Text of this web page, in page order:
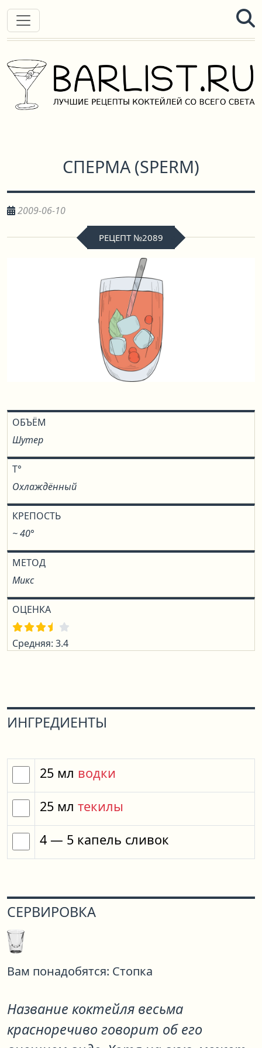
СПЕРМА(SPERM)
2009-06-10
РЕЦЕПТ №2089
ОБЪЁМ
Шутер
T°
Охлаждённый
КРЕПОСТЬ
~ 40°
МЕТОД
Микс
ОЦЕНКА
Средняя: 3.4
ИНГРЕДИЕНТЫ
25 мл водки
25 мл текилы
4 — 5 капель сливок
СЕРВИРОВКА
Вам понадобятся: Стопка
Название коктейля весьма
красноречиво говорит об его